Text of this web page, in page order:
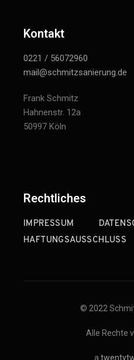
Kontakt
0221 / 56072960
mail@schmitzsanierung.de
Frank Schmitz
Hahnenstr. 12a
50997 Köln
Rechtliches
IMPRESSUM
HAFTUNGSAUSSCHLUSS
© 2022
Alle Rechte
a